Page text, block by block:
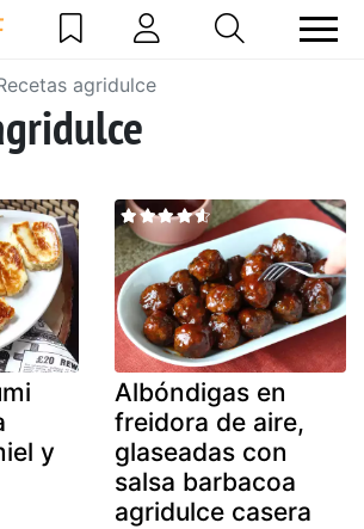
agridulce
y
Albóndigas en
freidora de aire,
glaseadas con
salsa barbacoa
agridulce casera